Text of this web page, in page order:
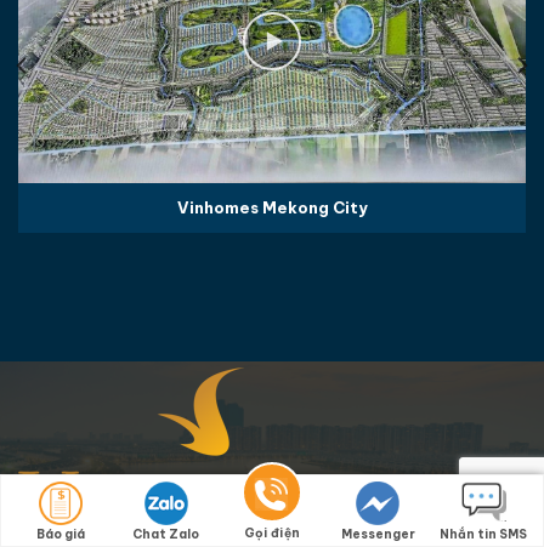
Vinhomes Mekong City
Báo giá Chat Zalo Gọi điện Messenger Nhắn tin SMS